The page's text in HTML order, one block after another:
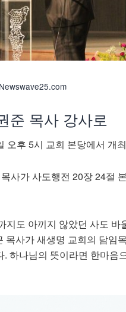
준 목사 강사로
오후 5시 교회 본당에서 개
사가 사도행전 20장 24절
지도 아끼지 않았던 사도 바
사가 새생명 교회의 담임
. 하나님의 뜻이라면 한마음